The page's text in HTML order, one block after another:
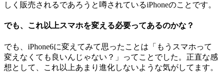
しく販売されるであろうと噂されているiPhoneのことです。
でも、これ以上スマホを変える必要ってあるのかな？
でも、iPhone6に変えてみて思ったことは「もうスマホって
変えなくても良いんじゃない？」ってことでした。正直な感
想として、これ以上あまり進化しないような気がしてます。